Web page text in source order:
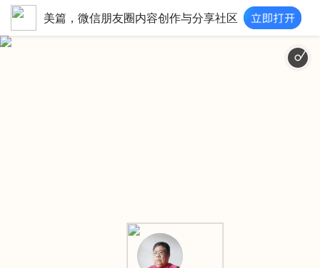
美篇，微信朋友圈内容创作与分享社区